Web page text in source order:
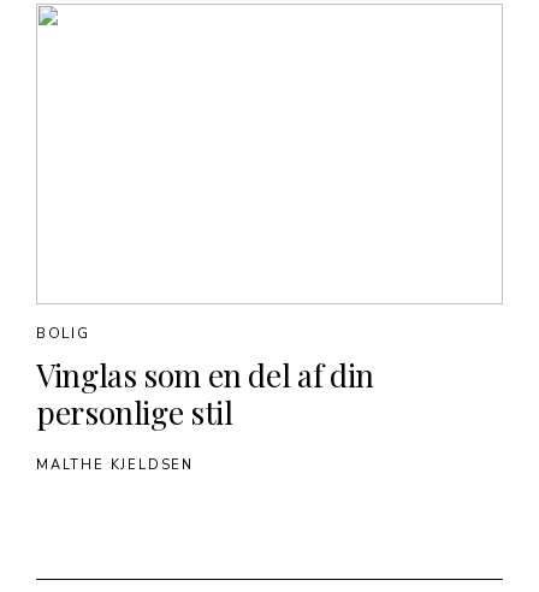
Vinglas som en del af din
personlige stil
BOLIG
MALTHE KJELDSEN